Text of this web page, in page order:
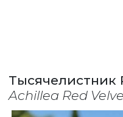
Тысячелистник
Achillea Red